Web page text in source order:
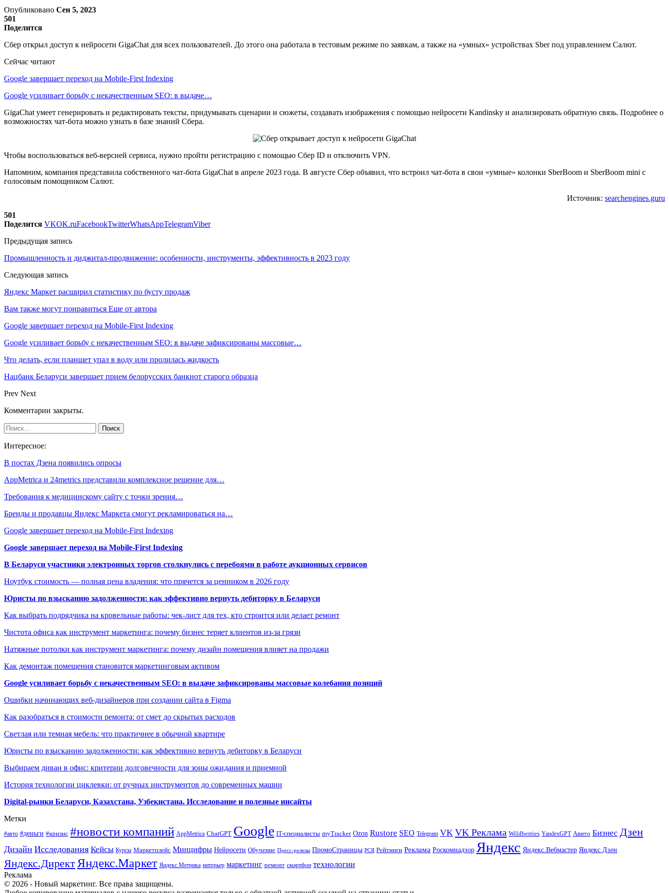
Опубликовано Сен 5, 2023
501
Поделится
Сбер открыл доступ к нейросети GigaChat для всех пользователей. До этого она работала в тестовым режиме по заявкам, а также на «умных» устройствах Sber под управлением Салют.
Сейчас читают
Google завершает переход на Mobile-First Indexing
Google усиливает борьбу с некачественным SEO: в выдаче…
GigaChat умеет генерировать и редактировать тексты, придумывать сценарии и сюжеты, создавать изображения с помощью нейросети Kandinsky и анализировать обратную связь. Подробнее о
возможностях чат-бота можно узнать в базе знаний Сбера.
Чтобы воспользоваться веб-версией сервиса, нужно пройти регистрацию с помощью Сбер ID и отключить VPN.
Напомним, компания представила собственного чат-бота GigaChat в апреле 2023 года. В августе Сбер объявил, что встроил чат-бота в свои «умные» колонки SberBoom и SberBoom mini с
голосовым помощником Салют.
Источник: searchengines.guru
501
Поделится VKOK.ruFacebookTwitterWhatsAppTelegramViber
Предыдущая запись
Промышленность и диджитал-продвижение: особенности, инструменты, эффективность в 2023 году
Следующая запись
Яндекс Маркет расширил статистику по бусту продаж
Вам также могут понравиться Еще от автора
Google завершает переход на Mobile-First Indexing
Google усиливает борьбу с некачественным SEO: в выдаче зафиксированы массовые…
Что делать, если планшет упал в воду или пролилась жидкость
Нацбанк Беларуси завершает прием белорусских банкнот старого образца
Prev Next
Комментарии закрыты.
Интересное:
В постах Дзена появились опросы
AppMetrica и 24metrics представили комплексное решение для…
Требования к медицинскому сайту с точки зрения…
Бренды и продавцы Яндекс Маркета смогут рекламироваться на…
Google завершает переход на Mobile-First Indexing
Google завершает переход на Mobile-First Indexing
В Беларуси участники электронных торгов столкнулись с перебоями в работе аукционных сервисов
Ноутбук стоимость — полная цена владения: что прячется за ценником в 2026 году
Юристы по взысканию задолженности: как эффективно вернуть дебиторку в Беларуси
Как выбрать подрядчика на кровельные работы: чек-лист для тех, кто строится или делает ремонт
Чистота офиса как инструмент маркетинга: почему бизнес теряет клиентов из-за грязи
Натяжные потолки как инструмент маркетинга: почему дизайн помещения влияет на продажи
Как демонтаж помещения становится маркетинговым активом
Google усиливает борьбу с некачественным SEO: в выдаче зафиксированы массовые колебания позиций
Ошибки начинающих веб-дизайнеров при создании сайта в Figma
Как разобраться в стоимости ремонта: от смет до скрытых расходов
Светлая или темная мебель: что практичнее в обычной квартире
Юристы по взысканию задолженности: как эффективно вернуть дебиторку в Беларуси
Выбираем диван в офис: критерии долговечности для зоны ожидания и приемной
История технологии циклевки: от ручных инструментов до современных машин
Digital-рынки Беларуси, Казахстана, Узбекистана. Исследование и полезные инсайты
Метки
#авто #деньги #кризис #новости компаний AppMetrica ChatGPT Google IT-специалисты myTracker Ozon Rustore SEO Telegram VK VK Реклама Wildberries YandexGPT Авито Бизнес Дзен
Дизайн Исследования Кейсы Курсы Маркетплейс Минцифры Нейросети Обучение Пресс-релизы ПромоСтраницы РСЯ Рейтинги Реклама Роскомнадзор Яндекс Яндекс.Вебмастер Яндекс.Дзен
Яндекс.ДиректЯндекс.Маркет Яндекс.Метрика интерьер маркетинг ремонт смартфон технологии
Реклама
© 2026 - Новый маркетинг. Все права защищены.